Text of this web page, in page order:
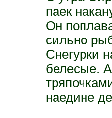
паек
Он
сильно
Снегурки
белесые.
наедине